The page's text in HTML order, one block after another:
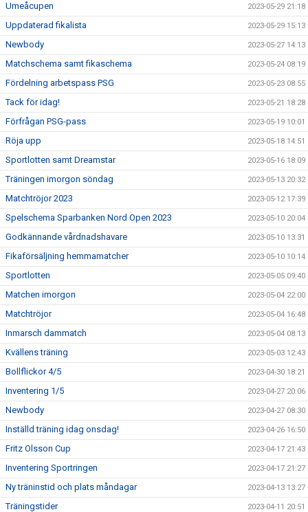
Umeåcupen 2023-05-29 21:18
Uppdaterad fikalista 2023-05-29 15:13
Newbody 2023-05-27 14:13
Matchschema samt fikaschema 2023-05-24 08:19
Fördelning arbetspass PSG 2023-05-23 08:55
Tack för idag! 2023-05-21 18:28
Förfrågan PSG-pass 2023-05-19 10:01
Röja upp 2023-05-18 14:51
Sportlotten samt Dreamstar 2023-05-16 18:09
Träningen imorgon söndag 2023-05-13 20:32
Matchtröjor 2023 2023-05-12 17:39
Spelschema Sparbanken Nord Open 2023 2023-05-10 20:04
Godkännande vårdnadshavare 2023-05-10 13:31
Fikaförsäljning hemmamatcher 2023-05-10 10:14
Sportlotten 2023-05-05 09:40
Matchen imorgon 2023-05-04 22:00
Matchtröjor 2023-05-04 16:48
Inmarsch dammatch 2023-05-04 08:13
Kvällens träning 2023-05-03 12:43
Bollflickor 4/5 2023-04-30 18:21
Inventering 1/5 2023-04-27 20:06
Newbody 2023-04-27 08:30
Inställd träning idag onsdag! 2023-04-26 16:50
Fritz Olsson Cup 2023-04-17 21:43
Inventering Sportringen 2023-04-17 21:27
Ny träninstid och plats måndagar 2023-04-13 13:27
Träningstider 2023-04-11 20:51